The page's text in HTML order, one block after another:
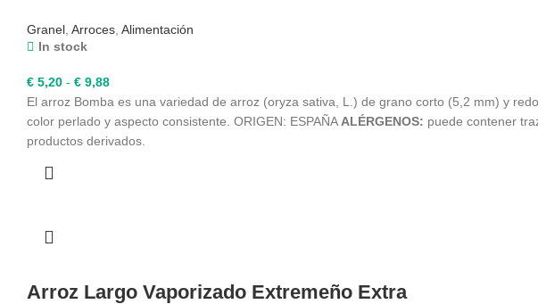
Granel Arroces Alimentación
In stock
€ 5,20 - € 9,88Rango
de
precios:
desde
El arroz Bomba es una variedad de arroz (oryza sativa, L.) de grano corto (5,2 mm) y
color perlado y aspecto consistente. ORIGEN: ESPAÑA ALÉRGENOS: puede contener
productos derivados.
Arroz Largo Vaporizado Extremeño Extra